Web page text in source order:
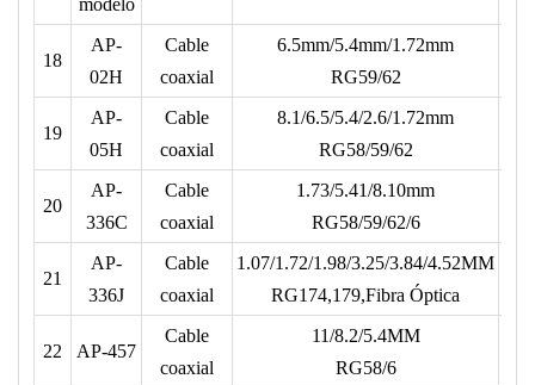
modelo
18
AP-
02H
Cable
coaxial
6.5mm/5.4mm/1.72mm
RG59/62
19
AP-
05H
Cable
coaxial
8.1/6.5/5.4/2.6/1.72mm
RG58/59/62
20
AP-
336C
Cable
coaxial
1.73/5.41/8.10mm
RG58/59/62/6
21
AP-
336J
Cable
coaxial
1.07/1.72/1.98/3.25/3.84/4.52MM
RG174,179,Fibra Óptica
22 AP-457
Cable
coaxial
11/8.2/5.4MM
RG58/6
• Reduce 50% de energía al crimpar.
• Juegos de matrices de crimpado precisos y bloqueo integral
con mecanismo de auto liberación garantizan efecto de
crimpado de alta calidad tras repetidas crimpadas.
• Ajuste preciso antes de la entrega de fábrica.
• Estructura ligera y compacta mantiene efecto de crimpado.